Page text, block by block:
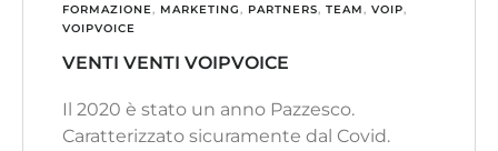
FORMAZIONE, MARKETING, PARTNERS, TEAM, VOIP,
VOIPVOICE
VENTI VENTI VOIPVOICE
Il 2020 è stato un anno Pazzesco.
Caratterizzato sicuramente dal Covid.